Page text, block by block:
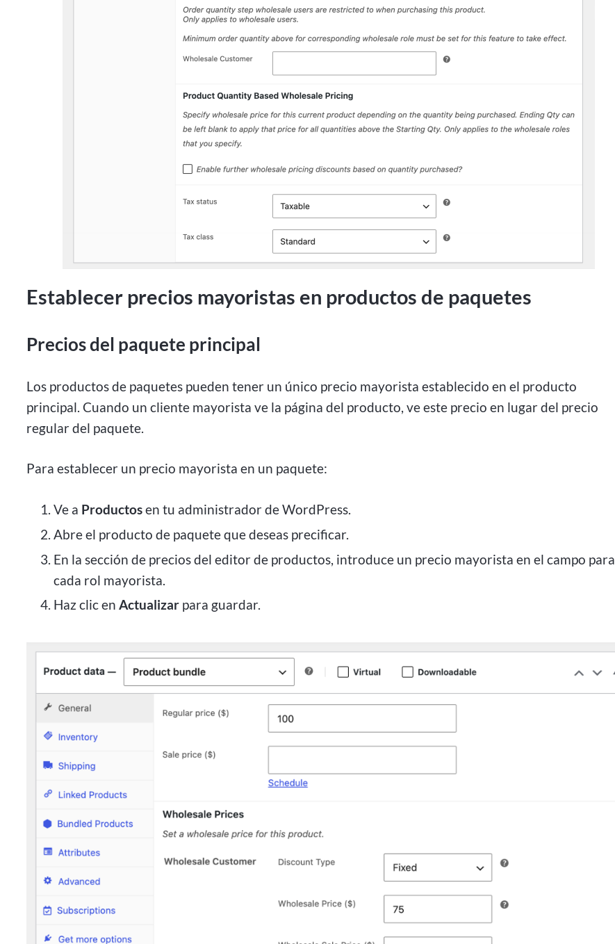
Establecer precios mayoristas en productos de paquetes
Precios del paquete principal
Los productos de paquetes pueden tener un único precio mayorista establecido en el producto
principal. Cuando un cliente mayorista ve la página del producto, ve este precio en lugar del precio
regular del paquete.
Para establecer un precio mayorista en un paquete:
Ve a Productosen tu administrador de WordPress.
Abre el producto de paquete que deseas precificar.
En la sección de precios del editor de productos, introduce un precio mayorista en el campo para
cada rol mayorista.
Haz clic en Actualizarpara guardar.